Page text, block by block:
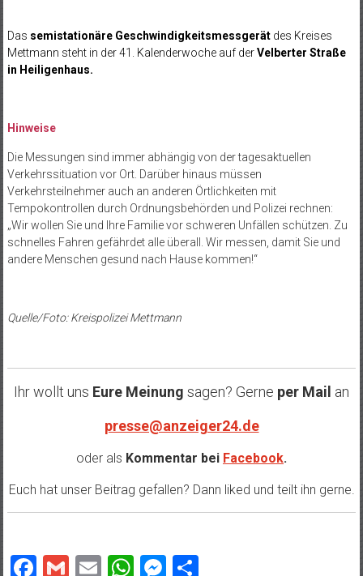
Das semistationäre Geschwindigkeitsmessgerätdes Kreises
Mettmann steht in der 41.
Kalenderwoche auf derVelberter Straße
in Heiligenhaus.
Hinweise
Die Messungen sind immer abhängig von der tagesaktuellen
Verkehrssituation vor Ort. Darüber hinaus müssen
Verkehrsteilnehmer auch an anderen Örtlichkeiten mit
Tempokontrollen durch Ordnungsbehörden und Polizei rechnen:
„Wir wollen Sie und Ihre Familie vor schweren Unfällen schützen. Zu
schnelles Fahren gefährdet alle überall. Wir messen, damit Sie und
andere Menschen gesund nach Hause kommen!“
Quelle/Foto: Kreispolizei Mettmann
Ihr wollt uns Eure Meinung sagen? Gerne per Mail an
presse@anzeiger24.de
oder als Kommentar bei Facebook.
Euch hat unser Beitrag gefallen? Dann liked und teilt ihn gerne.
Facebook
Gmail
EmailWhatsApp
Messenger
Teilen